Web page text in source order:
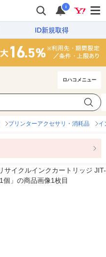
i
ID新規取得
ロハコメニュー
プリンターアクセサリ・消耗品 イ